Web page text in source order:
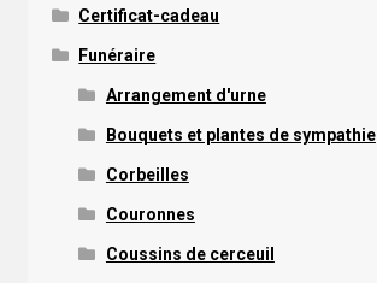
Certificat-cadeau
Funéraire
Arrangement d'urne
Bouquets et plantes de sympathie
Corbeilles
Couronnes
Coussins de cerceuil